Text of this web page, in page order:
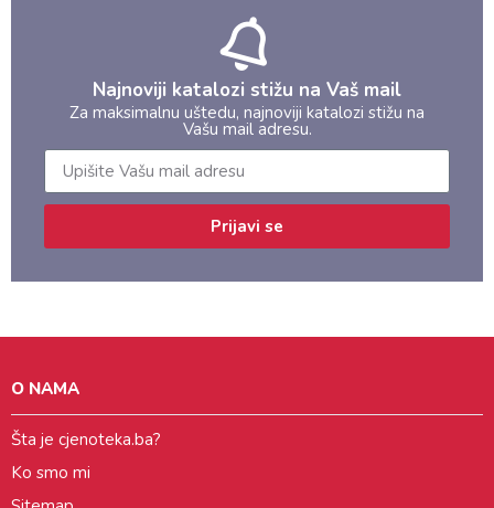
Najnoviji katalozi stižu na Vaš mail
Za maksimalnu uštedu, najnoviji katalozi stižu na
Vašu mail adresu.
Prijavi se
O NAMA
Šta je cjenoteka.ba?
Ko smo mi